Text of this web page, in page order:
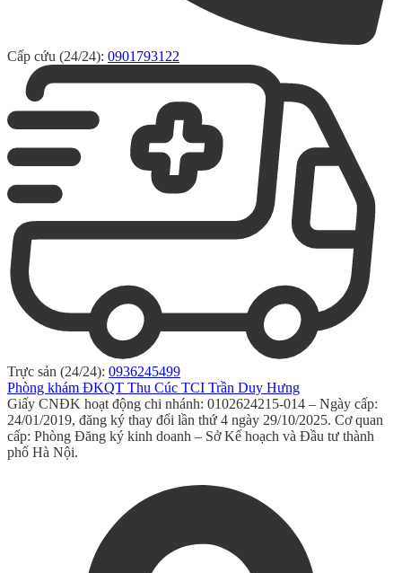
Cấp cứu (24/24): 0901793122
Trực sản (24/24): 0936245499
Phòng khám ĐKQT Thu Cúc TCI Trần Duy Hưng
Giấy CNĐK hoạt động chi nhánh: 0102624215-014 – Ngày cấp:
24/01/2019, đăng ký thay đổi lần thứ 4 ngày 29/10/2025. Cơ quan
cấp: Phòng Đăng ký kinh doanh – Sở Kế hoạch và Đầu tư thành
phố Hà Nội.